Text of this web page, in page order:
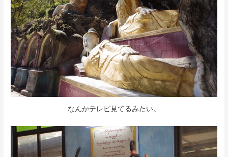
なんかテレビ見てるみたい。